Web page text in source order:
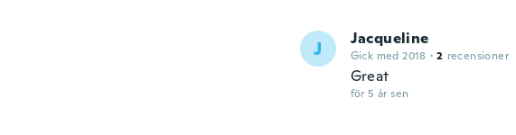
J Jacqueline
Gick med 2018 · 2 recensioner
Great
för 5 år sen